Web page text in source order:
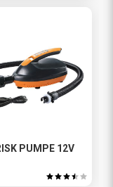
PUMPE 12V